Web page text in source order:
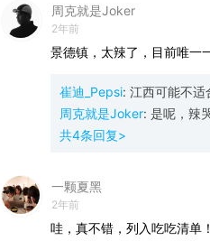
周克就是Joker
2年前
景德镇，太辣了，目前唯一
崔迪_Pepsi: 江西可能不适
周克就是Joker: 是呢，辣
共4条回复>
一颗夏黑
2年前
哇，真不错，列入吃吃清单！